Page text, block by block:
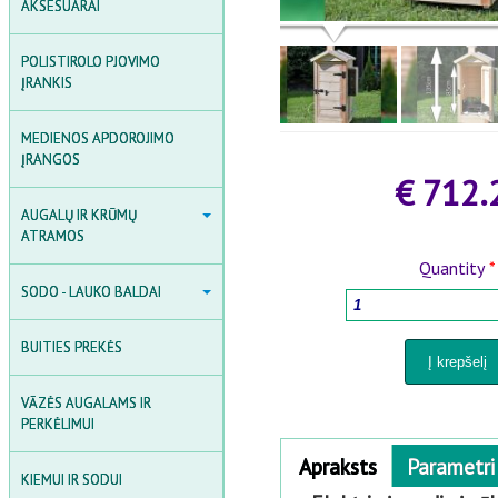
AKSESUARAI
INDUKCIJOS ŠILDYTUVAI
SUVIRINIMO ĮRANGOS
POLISTIROLO PJOVIMO
ĮRANKIS
MEDIENOS APDOROJIMO
ĮRANGOS
AUGALŲ IR KRŪMŲ
ATRAMOS
AUGALŲ IR KRŪMŲ ATRAMOS
AUGALŲ ATRAMOS
AUGALŲ FIKSAVIMO PRIEDAI
SODO - LAUKO BALDAI
SODO - LAUKO BALDAI
SODO BALDŲ KOMPLEKTAI
BUITIES PREKĖS
VĀZĖS AUGALAMS IR
PERKĖLIMUI
KIEMUI IR SODUI
€
Quantity*
Horizontal Tabs
Apraksts(active
tab)
Parametri